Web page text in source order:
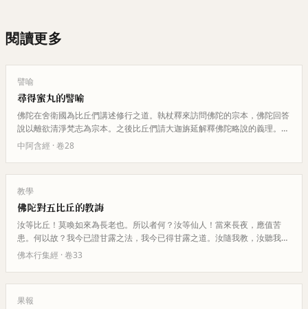
閱讀更多
譬喻
尋得蜜丸的譬喻
佛陀在舍衛國為比丘們講述修行之道。執杖釋來訪問佛陀的宗本，佛陀回答
說以離欲清淨梵志為宗本。之後比丘們請大迦旃延解釋佛陀略說的義理。大
迦旃延用尋求果實的人進入林中…
中阿含經 · 卷28
教學
佛陀對五比丘的教誨
汝等比丘！莫喚如來為長老也。所以者何？汝等仙人！當來長夜，應值苦
患。何以故？我今已證甘露之法，我今已得甘露之道。汝隨我教，汝聽我
言，我能教示於汝等輩。汝隨我語，…
佛本行集經 · 卷33
果報